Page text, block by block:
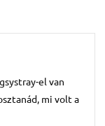
el van
mi volt a